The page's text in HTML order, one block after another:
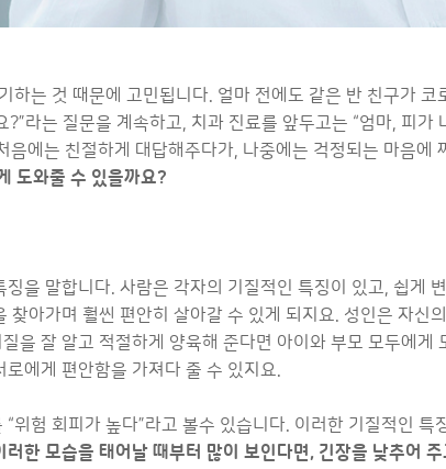
하는 것 때문에 고민됩니다. 얼마 전에도 같은 반 친구가
라는 질문을 계속하고, 치과 진료를 앞두고는 “엄마, 피가
음에는 친절하게 대답해주다가, 나중에는 걱정되는 마음에
도와줄 수 있을까요?
을 말합니다. 사람은 각자의 기질적인 특징이 있고, 쉽게
아가며 훨씬 편안히 살아갈 수 있게 되지요. 성인은 자신
을 잘 알고 적절하게 양육해 준다면 아이와 부모 모두에
에게 편안함을 가져다 줄 수 있지요.
위험 회피가 높다”라고 볼수 있습니다. 이러한 기질적인
러한 모습을 태어날 때부터 많이 보인다면, 긴장을 낮추어